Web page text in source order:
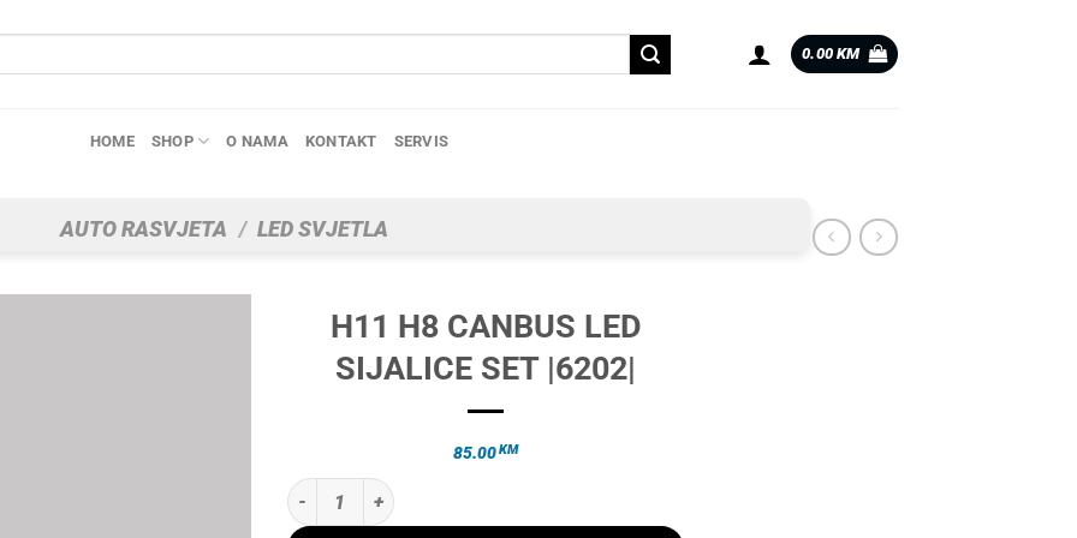
0.00 KM
HOME SHOP O NAMA KONTAKT SERVIS
AUTO RASVJETA / LED SVJETLA
H11 H8 CANBUS LED
SIJALICE SET |6202|
85.00KM
H11 H8 CANBUS LED SIJALICE SET |6202| količina